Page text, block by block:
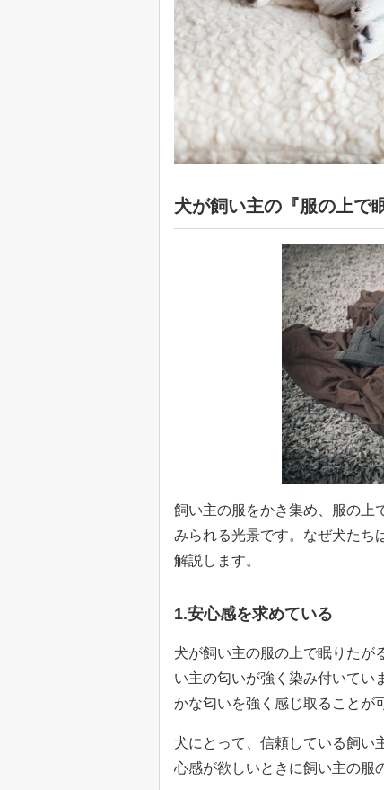
犬が飼い主の『服の上で
飼い主の服をかき集め、服の
みられる光景です。なぜ犬たち
解説します。
1.安心感を求めている
犬が飼い主の服の上で眠りたが
い主の匂いが強く染み付いてい
かな匂いを強く感じ取ることが
犬にとって、信頼している飼い
心感が欲しいときに飼い主の服